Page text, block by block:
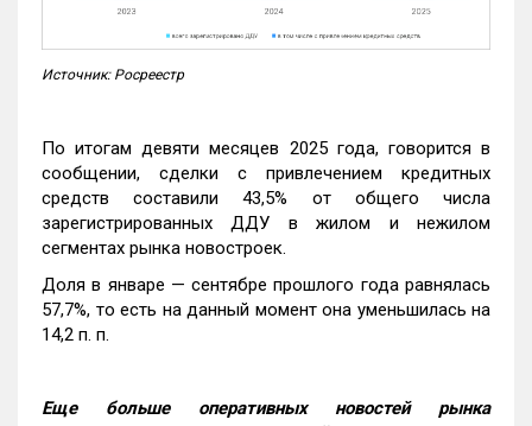
Источник: Росреестр
По итогам девяти месяцев 2025 года, говорится в
сообщении, сделки с привлечением кредитных
средств составили 43,5% от общего числа
зарегистрированных ДДУ в жилом и нежилом
сегментах рынка новостроек.
Доля в январе — сентябре прошлого года равнялась
57,7%, то есть на данный момент она уменьшилась на
14,2 п. п.
Еще больше оперативных новостей рынка